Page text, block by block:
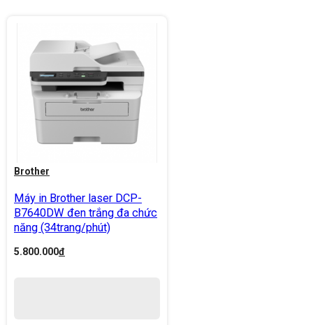
Brother
Máy in Brother laser DCP-
B7640DW đen trắng đa chức
năng (34trang/phút)
5.800.000đ